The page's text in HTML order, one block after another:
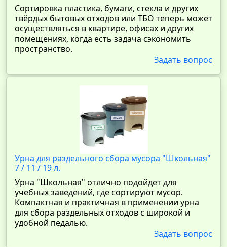
Сортировка пластика, бумаги, стекла и других
твёрдых бытовых отходов или ТБО теперь может
осуществляться в квартире, офисах и других
помещениях, когда есть задача сэкономить
пространство.
Задать вопрос
Урна для раздельного сбора мусора "Школьная"
7 / 11 / 19 л.
Урна "Школьная" отлично подойдет для
учебных заведений, где сортируют мусор.
Компактная и практичная в применении урна
для сбора раздельных отходов с широкой и
удобной педалью.
Задать вопрос